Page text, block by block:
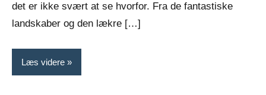
det er ikke svært at se hvorfor. Fra de fantastiske
landskaber og den lækre […]
Læs videre